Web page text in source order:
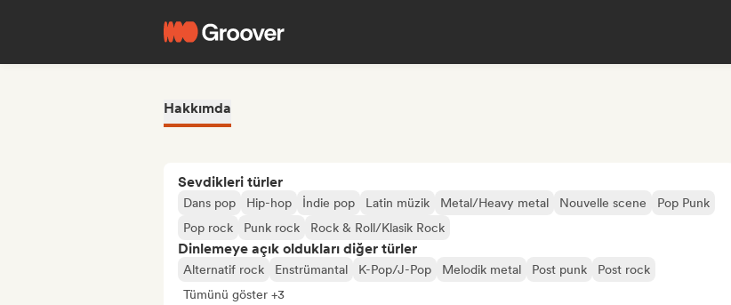
Hakkımda
Sevdikleri türler
Dans pop Hip-hop İndie pop Latin müzik Metal/Heavy metal Nouvelle scene
Pop Punk
Pop rock
Punk rock Rock & Roll/Klasik Rock
Dinlemeye açık oldukları diğer türler
Alternatif rock Enstrümantal K-Pop/J-Pop Melodik metal Post punk
Post rock
Tümünü göster +3